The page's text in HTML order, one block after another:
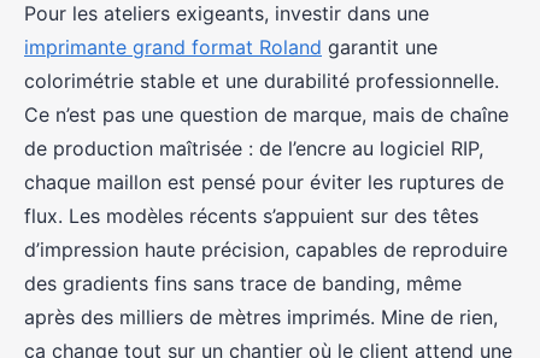
Pour les ateliers exigeants, investir dans une
imprimante grand format Roland garantit une
colorimétrie stable et une durabilité professionnelle.
Ce n’est pas une question de marque, mais de chaîne
de production maîtrisée : de l’encre au logiciel RIP,
chaque maillon est pensé pour éviter les ruptures de
flux. Les modèles récents s’appuient sur des têtes
d’impression haute précision, capables de reproduire
des gradients fins sans trace de banding, même
après des milliers de mètres imprimés. Mine de rien,
ça change tout sur un chantier où le client attend une